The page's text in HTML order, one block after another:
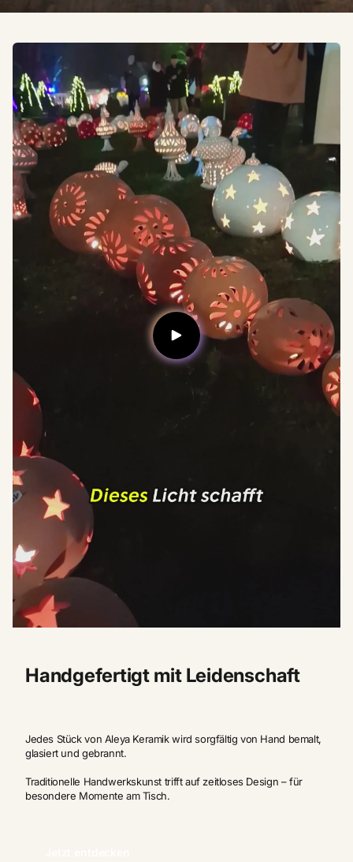
Handgefertigt mit Leidenschaft
Jedes Stück von Aleya Keramik wird sorgfältig von Hand bemalt,
glasiert und gebrannt.
Traditionelle Handwerkskunst trifft auf zeitloses Design – für
besondere Momente am Tisch.